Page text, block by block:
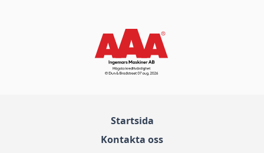
Startsida
Kontakta oss